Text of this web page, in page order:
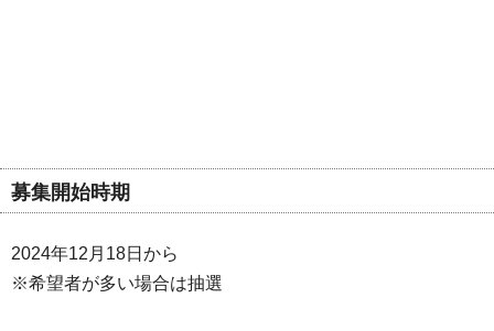
募集開始時期
2024年12月18日から
※希望者が多い場合は抽選